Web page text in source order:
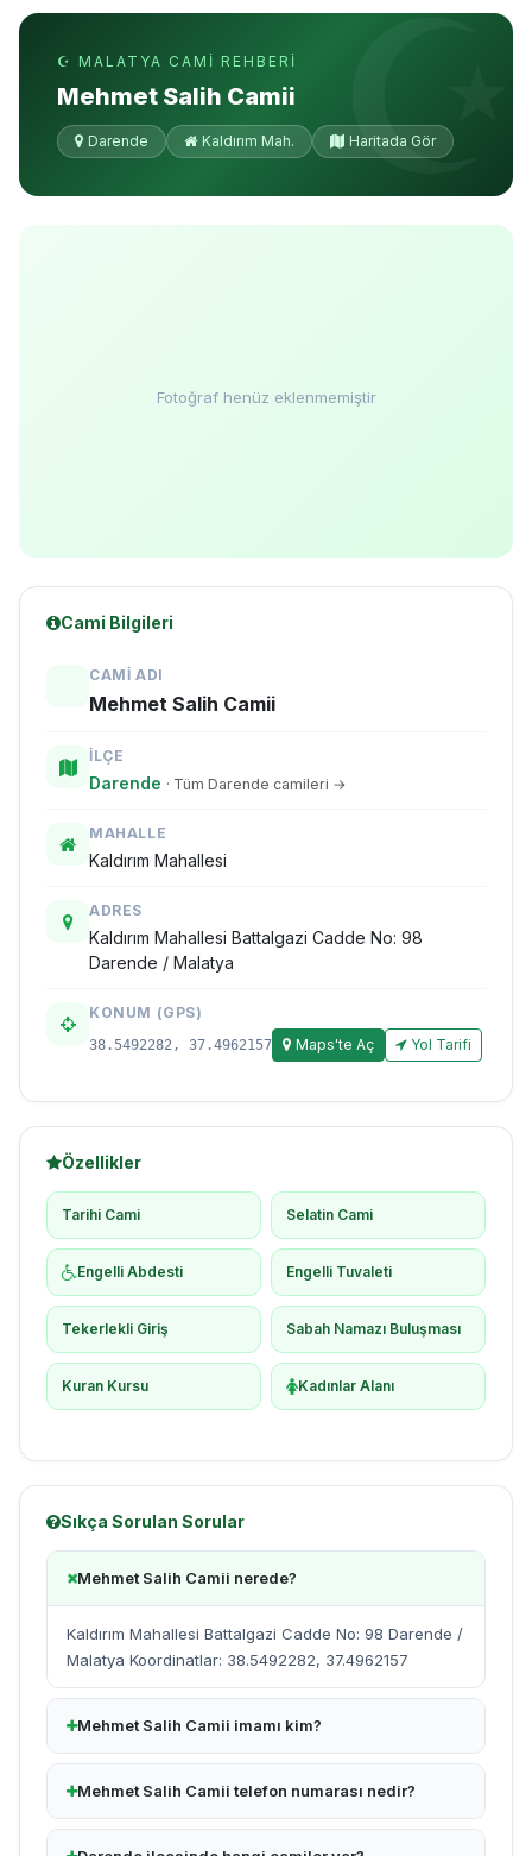
☪ MALATYA CAMI REHBERI
Mehmet Salih Camii
Darende Kaldırım Mah. Haritada Gör
Fotoğraf henüz eklenmemiştir
Cami Bilgileri
CAMI ADI
Mehmet Salih Camii
İLÇE
Darende · Tüm Darende camileri →
MAHALLE
Kaldırım Mahallesi
ADRES
Kaldırım Mahallesi Battalgazi Cadde No: 98
Darende / Malatya
KONUM (GPS)
38.5492282, 37.4962157 Maps'te Aç Yol Tarifi
Özellikler
Tarihi Cami Selatin Cami
Engelli Abdesti Engelli Tuvaleti
Tekerlekli Giriş Sabah Namazı Buluşması
Kuran Kursu Kadınlar Alanı
Sıkça Sorulan Sorular
Mehmet Salih Camii nerede?
Kaldırım Mahallesi Battalgazi Cadde No: 98 Darende /
Malatya Koordinatlar: 38.5492282, 37.4962157
Mehmet Salih Camii imamı kim?
Mehmet Salih Camii telefon numarası nedir?